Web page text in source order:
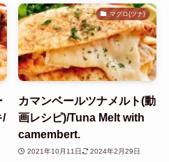
/
マグロ(ツナ)
カマンベールツナメルト(動
画レシピ)/Tuna Melt with
camembert.
2021年10月11日 2024年2月29日